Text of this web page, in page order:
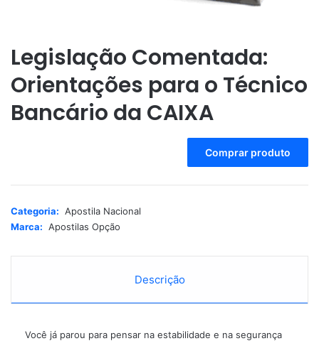
Legislação Comentada:
Orientações para o Técnico
Bancário da CAIXA
Comprar produto
Categoria: Apostila Nacional
Marca: Apostilas Opção
Descrição
Você já parou para pensar na estabilidade e na segurança